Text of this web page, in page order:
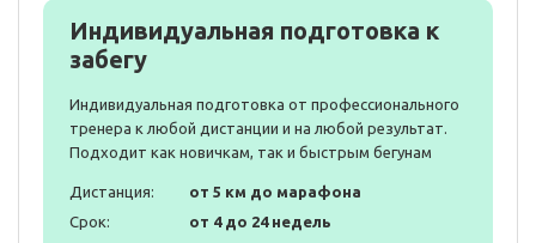
Индивидуальная подготовка к
забегу
Индивидуальная подготовка от профессионального
тренера к любой дистанции и на любой результат.
Подходит как новичкам, так и быстрым бегунам
Дистанция:
от 5 км до марафона
Срок:
от 4 до 24 недель